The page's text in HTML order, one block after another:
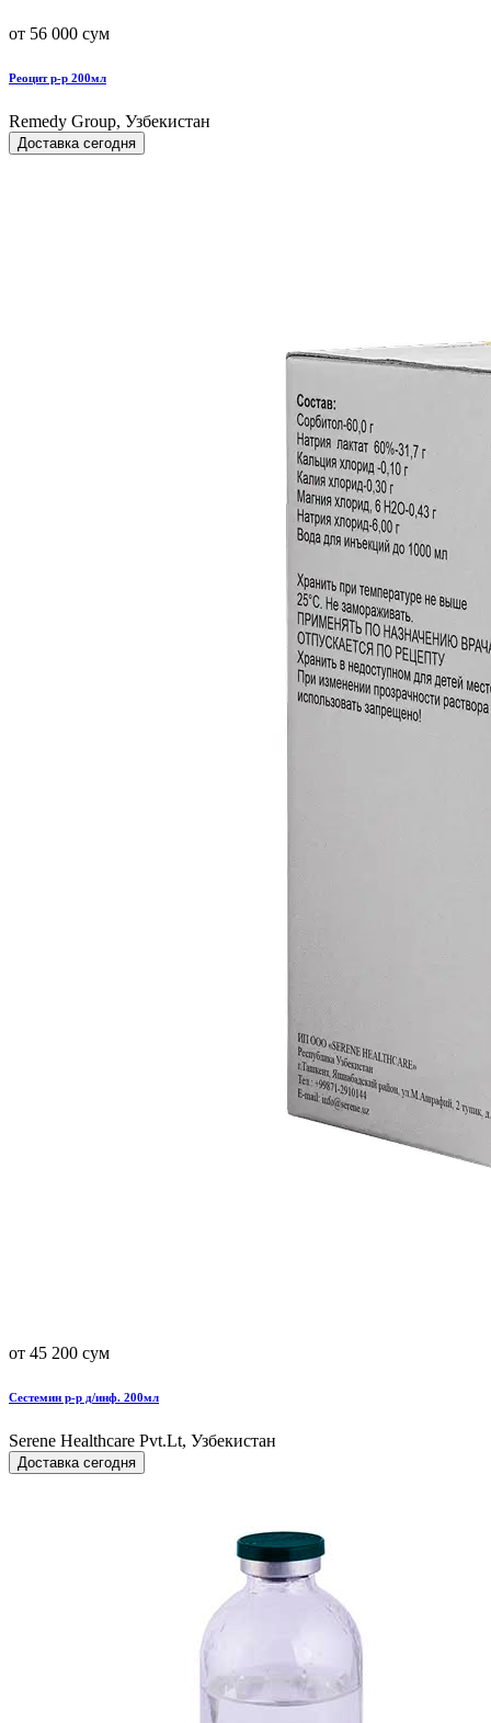
от 56 000 сум
Реоцит р-р 200мл
Remedy Group, Узбекистан
Доставка сегодня
от 45 200 сум
Сестемин р-р д/инф. 200мл
Serene Healthcare Pvt.Lt, Узбекистан
Доставка сегодня